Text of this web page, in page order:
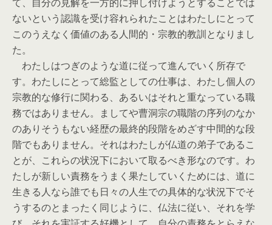
ないという認識を受け容れられたことはわたしにとって
このうえなく価値のある人間的・宗教的教訓となりまし
た。
わたしはつぎのような道に従って進んでいく所存で
す。わたしにとって総監としての仕事は、わたし個人の
宗教的な修行に関わる、あるいはそれと重なっている職
務ではありません。ましてや曹洞宗の職階の序列のなか
のありそうもない経歴の最終的段階をめざす中間的な段
階でもありません。それはわたしが仏道の弟子であるこ
とが、これらの状況下において取るべき形なのです。わ
たしが新しい責務をうまく果たしていくためには、道に
生きる人なら誰でも日々の人生での具体的な状況下でそ
うするのとまったく同じように、仏法に従い、それを学